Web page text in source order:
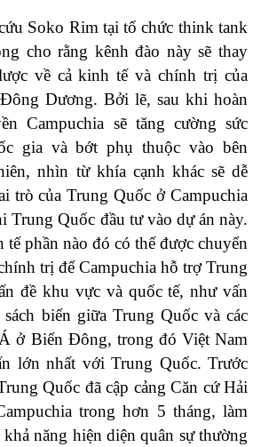
Soko Rim tại tổ chức think tank
cho rằng kênh đào này sẽ thay
về cả kinh tế và chính trị của
Dương. Bởi lẽ, sau khi hoàn
Campuchia sẽ tăng cường sức
gia và bớt phụ thuộc vào bên
nhìn từ khía cạnh khác sẽ dễ
trò của Trung Quốc ở Campuchia
Trung Quốc đầu tư vào dự án này.
phần nào đó có thể được chuyển
trị để Campuchia hỗ trợ Trung
đề khu vực và quốc tế, như vấn
biển giữa Trung Quốc và các
ở Biển Đông, trong đó Việt Nam
lớn nhất với Trung Quốc. Trước
Quốc đã cập cảng Căn cứ Hải
trong hơn 5 tháng, làm
năng hiện diện quân sự thường